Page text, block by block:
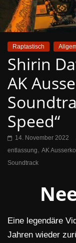
Raptastisch
Shirin
AK
Speed“
14. November 2022
entlassung, AK
Soundtrack
Eine legendäre
Jahren wieder